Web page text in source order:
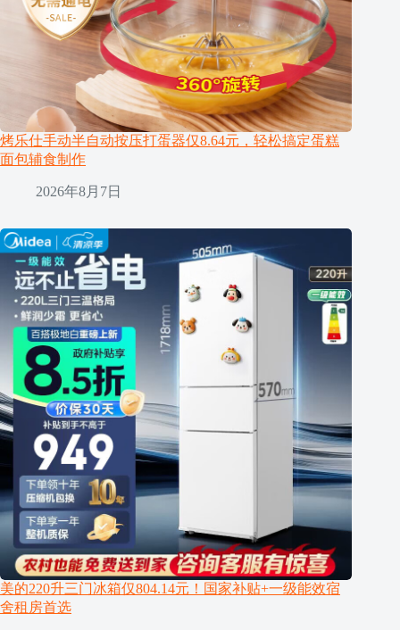
烤乐仕手动半自动按压打蛋器仅8.64元，轻松搞定蛋糕
面包辅食制作
2026年8月7日
美的220升三门冰箱仅804.14元！国家补贴+一级能效宿
舍租房首选